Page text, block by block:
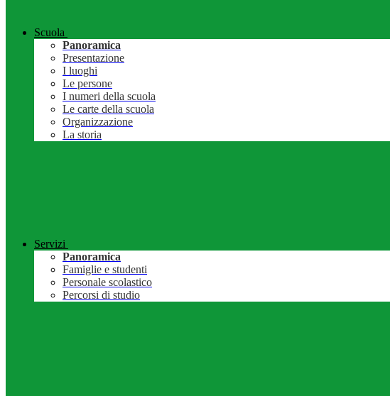
Scuola
Panoramica
Presentazione
I luoghi
Le persone
I numeri della scuola
Le carte della scuola
Organizzazione
La storia
Servizi
Panoramica
Famiglie e studenti
Personale scolastico
Percorsi di studio